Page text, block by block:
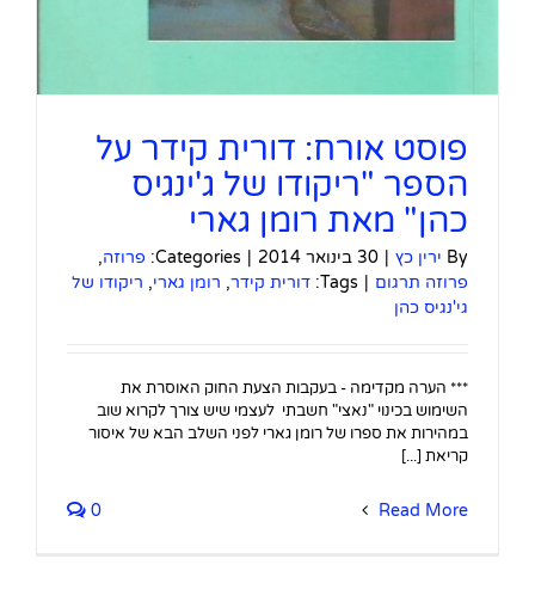
פוסט אורח: דורית קידר על
הספר "ריקודו של ג'ינגיס
כהן" מאת רומן גארי
By ירין כץ | 30 בינואר 2014 |
Categories: פרוזה,
פרוזה תרגום |
Tags: דורית קידר, רומן גארי, ריקודו של
גי'נגיס כהן
*** הערה מקדימה - בעקבות הצעת החוק האוסרת את
השימוש בכינוי "נאצי" חשבתי לעצמי שיש צורך לקרוא שוב
במהירות את ספרו של רומן גארי לפני השלב הבא של איסור
קריאת [...]
Read More
0